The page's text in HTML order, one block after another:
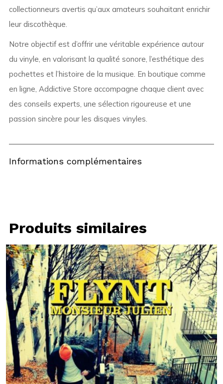
collectionneurs avertis qu’aux amateurs souhaitant enrichir
leur discothèque.
Notre objectif est d’offrir une véritable expérience autour
du vinyle, en valorisant la qualité sonore, l’esthétique des
pochettes et l’histoire de la musique. En boutique comme
en ligne, Addictive Store accompagne chaque client avec
des conseils experts, une sélection rigoureuse et une
passion sincère pour les disques vinyles.
Informations complémentaires
Produits similaires